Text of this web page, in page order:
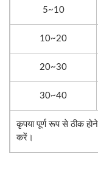
5~10
10~20
20~30
30~40
कृपया पूर्ण रूप से ठीक
करें।